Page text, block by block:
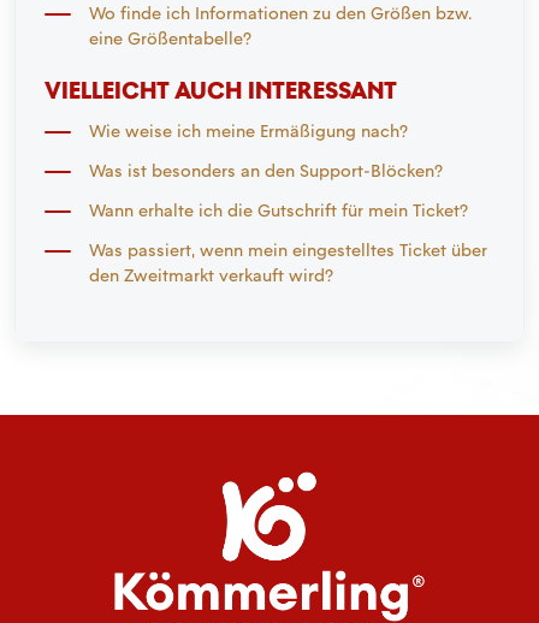
Wo finde ich Informationen zu den Größen bzw.
eine Größentabelle?
VIELLEICHT AUCH INTERESSANT
Wie weise ich meine Ermäßigung nach?
Was ist besonders an den Support-Blöcken?
Wann erhalte ich die Gutschrift für mein Ticket?
Was passiert, wenn mein eingestelltes Ticket über
den Zweitmarkt verkauft wird?